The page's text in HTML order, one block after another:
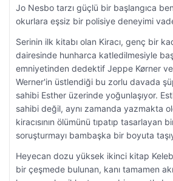
Jo Nesbo tarzı güçlü bir başlangıca
okurlara eşsiz bir polisiye deneyimi
Serinin ilk kitabı olan Kiracı, genç bir
dairesinde hunharca katledilmesiyle
emniyetinden dedektif Jeppe Kørner
Werner'in üstlendiği bu zorlu davada
sahibi Esther üzerinde yoğunlaşıyor.
sahibi değil, aynı zamanda yazmakta
kiracısının ölümünü tıpatıp tasarlayan
soruşturmayı bambaşka bir boyuta
Heyecan dozu yüksek ikinci kitap
bir çeşmede bulunan, kanı tamamen